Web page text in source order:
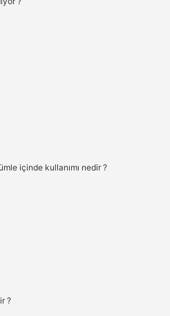
içinde kullanımı nedir ?
?